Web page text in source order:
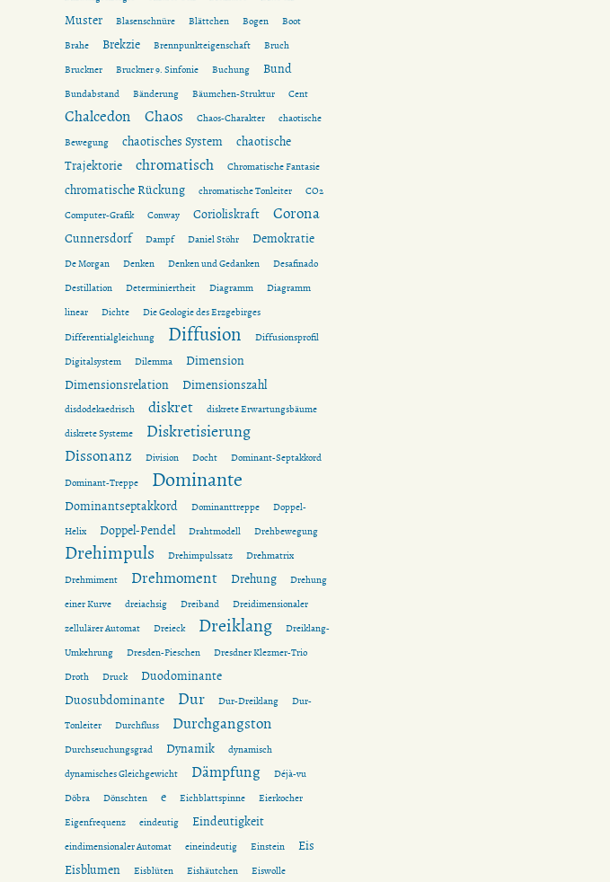
Muster
Blasenschnüre Blättchen Bogen
Boot
Brahe
Brekzie Brennpunkteigenschaft
Bruch
Bruckner
Bruckner 9. Sinfonie Buchung Bund
Bundabstand Bänderung Bäumchen-Struktur Cent
Chalcedon Chaos Chaos-Charakter
chaotische
Bewegung
chaotisches System
chaotische
Trajektorie
chromatisch Chromatische Fantasie
chromatische Rückung chromatische Tonleiter
CO2
Computer-Grafik
Conway Corioliskraft Corona
Cunnersdorf Dampf Daniel Stöhr Demokratie
De Morgan Denken Denken und Gedanken
Desafinado
Destillation
Determiniertheit Diagramm
Diagramm
linear
Dichte
Die Geologie des Erzgebirges
Differentialgleichung
Diffusion
Diffusionsprofil
Digitalsystem
Dilemma
Dimension
Dimensionsrelation
Dimensionszahl
disdodekaedrisch diskret
diskrete Erwartungsbäume
diskrete Systeme
Diskretisierung
Dissonanz Division Docht
Dominant-Septakkord
Dominant-Treppe
Dominante
Dominantseptakkord Dominanttreppe
Doppel-
Helix
Doppel-Pendel Drahtmodell Drehbewegung
Drehimpuls Drehimpulssatz
Drehmatrix
Drehmiment
Drehmoment Drehung
Drehung
einer Kurve
dreiachsig Dreiband
Dreidimensionaler
zellulärer Automat
Dreieck Dreiklang
Dreiklang-
Umkehrung
Dresden-Pieschen
Dresdner Klezmer-Trio
Droth
Druck
Duodominante
Duosubdominante
Dur Dur-Dreiklang
Dur-
Tonleiter
Durchfluss Durchgangston
Durchseuchungsgrad Dynamik
dynamisch
dynamisches Gleichgewicht
Dämpfung
Déjà-vu
Döbra
Dönschten e Eichblattspinne
Eierkocher
Eigenfrequenz
eindeutig Eindeutigkeit
eindimensionaler Automat eineindeutig Einstein
Eis
Eisblumen
Eisblüten Eishäutchen
Eiswolle